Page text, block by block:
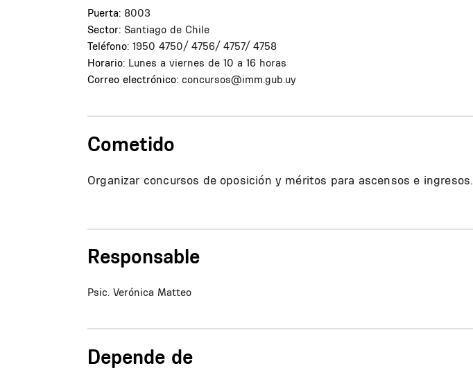
Puerta: 8003
Sector: Santiago de Chile
Teléfono: 1950 4750/ 4756/ 4757/ 4758
Horario: Lunes a viernes de 10 a 16 horas
Correo electrónico: concursos@imm.gub.uy
Cometido
Organizar concursos de oposición y méritos para ascensos e ingresos.
Responsable
Psic. Verónica Matteo
Depende de